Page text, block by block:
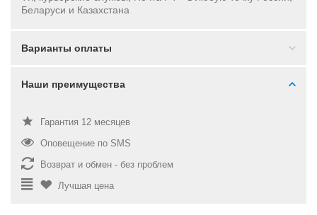
Беларуси и Казахстана
Варианты оплаты
Наши преимущества
Гарантия 12 месяцев
Оповещение по SMS
Возврат и обмен - без проблем
Лучшая цена